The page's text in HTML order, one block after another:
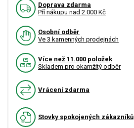
Doprava zdarma
Pří nákupu nad 2.000 Kč
Osobní odběr
Ve 3 kamenných prodejnách
Více než 11.000 položek
Skladem pro okamžitý odběr
Vrácení zdarma
Stovky spokojených zákazníků